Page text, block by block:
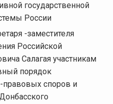
государственной
России
-заместителя
Российской
Салагая участникам
порядок
правовых споров и